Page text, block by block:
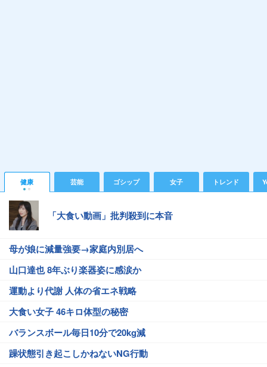
健康 芸能 ゴシップ 女子 トレンド
「大食い動画」批判殺到に本音
母が娘に減量強要→家庭内別居へ
山口達也 8年ぶり楽器姿に感涙か
運動より代謝 人体の省エネ戦略
大食い女子 46キロ体型の秘密
バランスボール毎日10分で20kg減
躁状態引き起こしかねないNG行動